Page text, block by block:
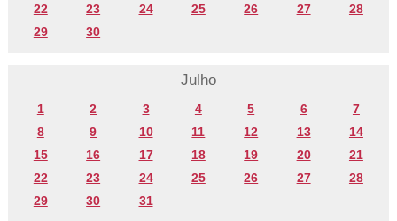
22
23 24 25 26 27
28
29
30
Julho
1 2 3 4 5 6
7
8
9 10 11 12 13
14
15
16 17 18 19 20
21
22
23 24 25 26 27
28
29
30 31